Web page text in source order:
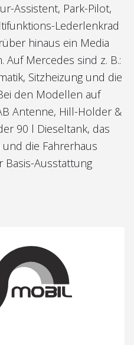
Assistent, Park-Pilot,
Lederlenkrad
hinaus ein Media
Mercedes sind z. B.:
Sitzheizung und die
den Modellen auf
Antenne, Hill-Holder &
90 l Dieseltank, das
die Fahrerhaus
Basis-Ausstattung